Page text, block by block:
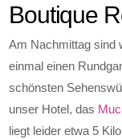
Boutique
Am Nachmittag sind
einmal einen
schönsten
unser Hotel, das
liegt leider etwa 5